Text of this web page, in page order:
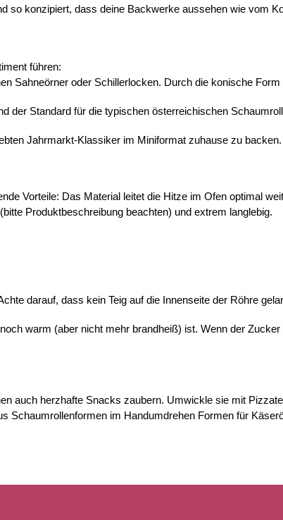
so konzipiert, dass deine Backwerke aussehen wie vom
führen:
Sahneörner oder Schillerlocken. Durch die konische
der Standard für die typischen österreichischen
Jahrmarkt-Klassiker im Miniformat zuhause zu backen.
Vorteile: Das Material leitet die Hitze im Ofen optimal
Produktbeschreibung beachten) und extrem langlebig.
darauf, dass kein Teig auf die Innenseite der Röhre
warm (aber nicht mehr brandheiß) ist. Wenn der Zucker
auch herzhafte Snacks zaubern. Umwickle sie mit
Schaumrollenformen im Handumdrehen Formen für